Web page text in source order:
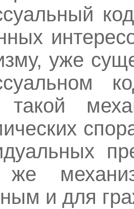
уже
такой
же
и для